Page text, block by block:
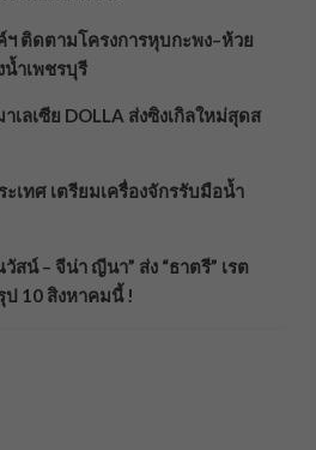
ฯ ติดตามโครงการหุบกะพง–ห้วย
ำเพชรบุรี
เลเซีย DOLLA ส่งซิงเกิลใหม่สุดส
เทศ เตรียมเครื่องจักรรับมือน้ำ
น์ – จีน่า ญีนา” ส่ง “ธาตรี” เรต
10 สิงหาคมนี้ !